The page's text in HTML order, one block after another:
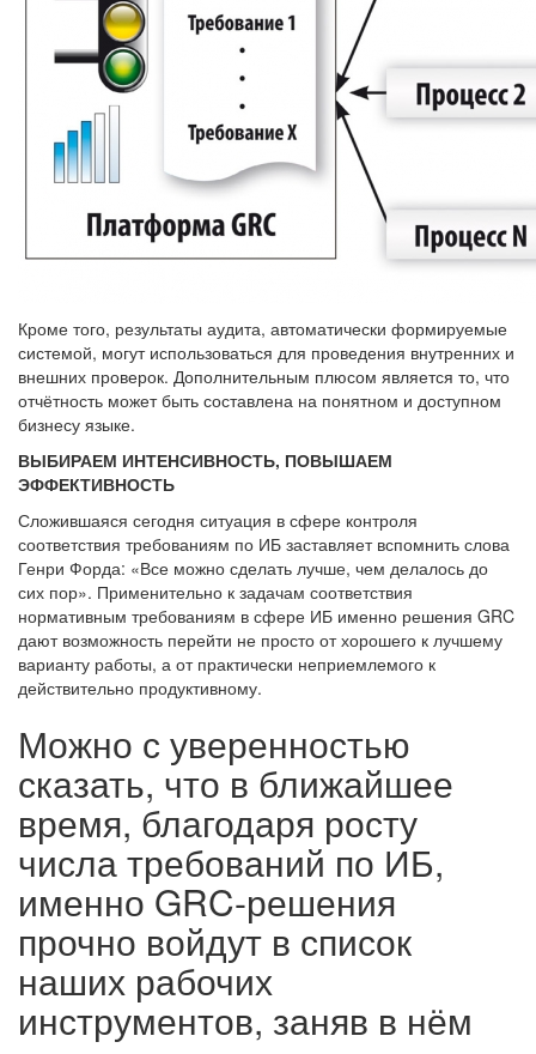
Кроме того, результаты аудита, автоматически формируемые
системой, могут использоваться для проведения внутренних и
внешних проверок. Дополнительным плюсом является то, что
отчётность может быть составлена на понятном и доступном
бизнесу языке.
ВЫБИРАЕМ ИНТЕНСИВНОСТЬ, ПОВЫШАЕМ
ЭФФЕКТИВНОСТЬ
Сложившаяся сегодня ситуация в сфере контроля
соответствия требованиям по ИБ заставляет вспомнить слова
Генри Форда: «Все можно сделать лучше, чем делалось до
сих пор». Применительно к задачам соответствия
нормативным требованиям в сфере ИБ именно решения GRC
дают возможность перейти не просто от хорошего к лучшему
варианту работы, а от практически неприемлемого к
действительно продуктивному.
Можно с уверенностью
сказать, что в ближайшее
время, благодаря росту
числа требований по ИБ,
именно GRC-решения
прочно войдут в список
наших рабочих
инструментов, заняв в нём